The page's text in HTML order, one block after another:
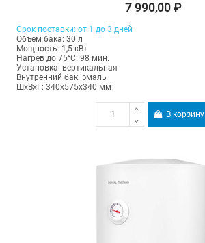
7 990,00 ₽
Срок поставки: от 1 до 3 дней
Объем бака: 30 л
Мощность: 1,5 кВт
Нагрев до 75°С: 98 мин.
Установка: вертикальная
Внутренний бак: эмаль
ШхВхГ: 340х575х340 мм
В корзину